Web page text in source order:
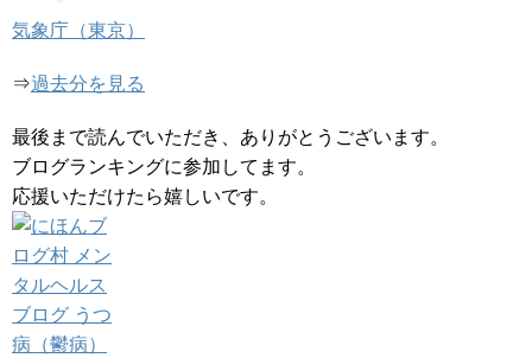
気象庁（東京）
⇒過去分を見る
最後まで読んでいただき、ありがとうございます。
ブログランキングに参加してます。
応援いただけたら嬉しいです。